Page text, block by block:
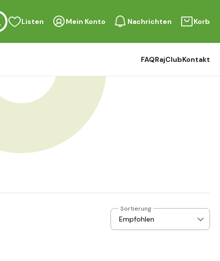
Listen Mein Konto Nachrichten Korb
FAQRajClubKontakt
Sortierung